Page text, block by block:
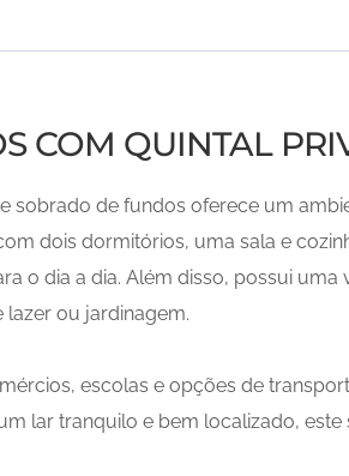
COM QUINTAL
sobrado de fundos oferece um
dois dormitórios, uma sala e
o dia a dia. Além disso, possui uma
ou jardinagem.
escolas e opções de
lar tranquilo e bem localizado,